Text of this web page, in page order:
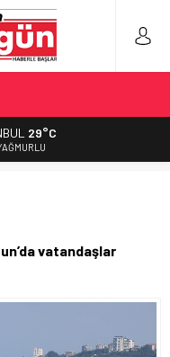
BÜYÜK HATALAR
29°C
vatandaşlar